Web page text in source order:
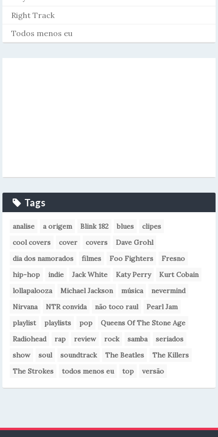
Right Track
Todos menos eu
Tags
analise a origem Blink 182 blues
clipes
cool covers
cover covers
Dave Grohl
dia dos namorados
filmes Foo Fighters
Fresno
hip-hop
indie Jack White Katy Perry
Kurt Cobain
lollapalooza
Michael Jackson música
nevermind
Nirvana
NTR convida não toco raul
Pearl Jam
playlist
playlists pop
Queens Of The Stone Age
Radiohead
rap review rock samba
seriados
show
soul soundtrack The Beatles
The Killers
The Strokes
todos menos eu top versão